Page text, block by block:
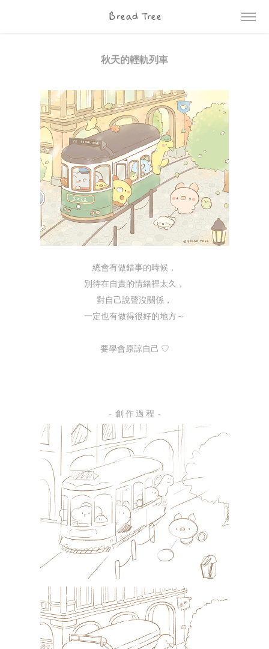
Bread Tree
秋天的輕軌列車
總會有做錯事的時候，
別待在自責的情緒裡太久，
對自己說聲沒關係，
一定也有做得很好的地方～
要學會原諒自己 ♡
- 創 作 過 程 -